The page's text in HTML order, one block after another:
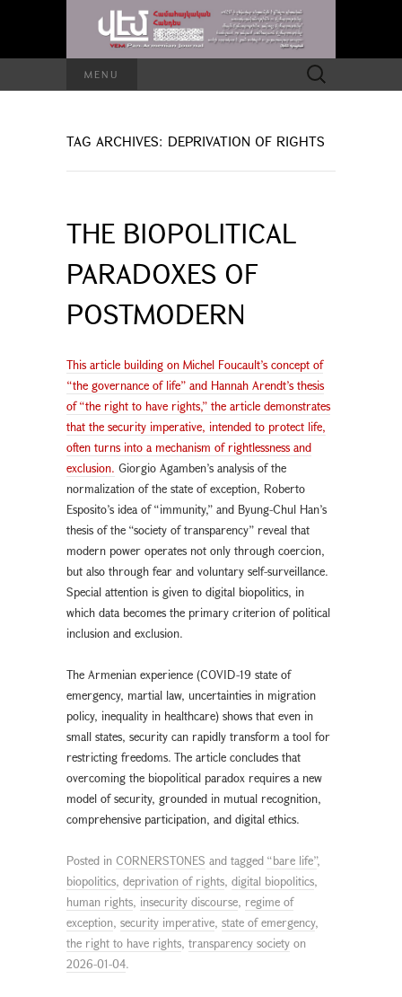
MENU
Search
for:
TAG ARCHIVES: DEPRIVATION OF RIGHTS
THE BIOPOLITICAL
PARADOXES OF
POSTMODERN
This article building on Michel Foucault’s concept of
“the governance of life” and Hannah Arendt’s thesis
of “the right to have rights,” the article demonstrates
that the security imperative, intended to protect life,
often turns into a mechanism of rightlessness and
exclusion. Giorgio Agamben’s analysis of the
normalization of the state of exception, Roberto
Esposito’s idea of “immunity,” and Byung-Chul Han’s
thesis of the “society of transparency” reveal that
modern power operates not only through coercion,
but also through fear and voluntary self-surveillance.
Special attention is given to digital biopolitics, in
which data becomes the primary criterion of political
inclusion and exclusion.
The Armenian experience (COVID-19 state of
emergency, martial law, uncertainties in migration
policy, inequality in healthcare) shows that even in
small states, security can rapidly transform a tool for
restricting freedoms. The article concludes that
overcoming the biopolitical paradox requires a new
model of security, grounded in mutual recognition,
comprehensive participation, and digital ethics.
Posted in CORNERSTONES and tagged “bare life”,
biopolitics, deprivation of rights, digital biopolitics,
human rights, insecurity discourse, regime of
exception, security imperative, state of emergency,
the right to have rights, transparency society on
2026-01-04.